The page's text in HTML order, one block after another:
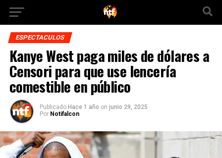
ESPECTACULOS
Kanye West paga miles de dólares a
Censori para que use lencería
comestible en público
Publicado Hace 1 año on junio 29, 2025
Por Notifalcon